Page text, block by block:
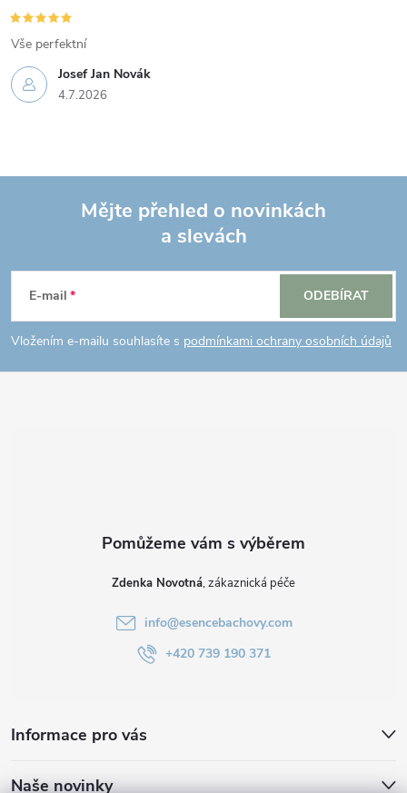
Josef Jan Novák
4.7.2026
Vše perfektní
p
Mějte přehled o novinkách
a slevách
E-mail
Vložením e-mailu souhlasíte s podmínkami ochrany osobních údajů
ODEBÍRAT
Informace pro vás
Naše novinky
Zdenka Novotná
info@esencebachovy.com
+420 739 190 371